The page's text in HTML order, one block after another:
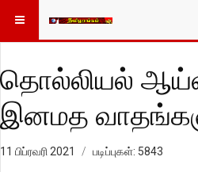
தொல்லியல்
இனமத
11 பிப்ரவரி 2021 படிப்புகள்: 5843